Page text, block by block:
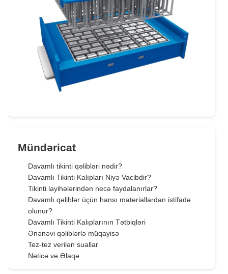
Mündəricat
Davamlı tikinti qəlibləri nədir?
Davamlı Tikinti Kalıpları Niyə Vacibdir?
Tikinti layihələrindən necə faydalanırlar?
Davamlı qəliblər üçün hansı materiallardan istifadə
olunur?
Davamlı Tikinti Kalıplarının Tətbiqləri
Ənənəvi qəliblərlə müqayisə
Tez-tez verilən suallar
Nəticə və Əlaqə